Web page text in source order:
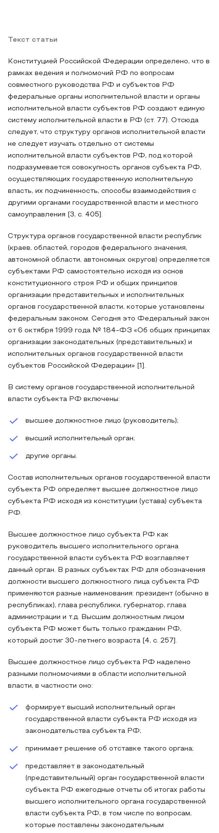
Текст статьи
Конституцией Российской Федерации определено, что в
рамках ведения и полномочий РФ по вопросам
совместного руководства РФ и субъектов РФ
федеральные органы исполнительной власти и органы
исполнительной власти субъектов РФ создают единую
систему исполнительной власти в РФ (ст. 77). Отсюда
следует, что структуру органов исполнительной власти
не следует изучать отдельно от системы
исполнительной власти субъектов РФ, под которой
подразумевается совокупность органов субъекта РФ,
осуществляющих государственную исполнительную
власть, их подчиненность, способы взаимодействия с
другими органами государственной власти и местного
самоуправления [3, с. 405].
Структура органов государственной власти республик
(краев, областей, городов федерального значения,
автономной области, автономных округов) определяется
субъектами РФ самостоятельно исходя из основ
конституционного строя РФ и общих принципов
организации представительных и исполнительных
органов государственной власти, которые установлены
федеральным законом. Сегодня это Федеральный закон
от 6 октября 1999 года № 184-ФЗ «Об общих принципах
организации законодательных (представительных) и
исполнительных органов государственной власти
субъектов Российской Федерации» [1].
В систему органов государственной исполнительной
власти субъекта РФ включены:
высшее должностное лицо (руководитель);
высший исполнительный орган;
другие органы.
Состав исполнительных органов государственной власти
субъекта РФ определяет высшее должностное лицо
субъекта РФ исходя из конституции (устава) субъекта
РФ.
Высшее должностное лицо субъекта РФ как
руководитель высшего исполнительного органа
государственной власти субъекта РФ возглавляет
данный орган. В разных субъектах РФ для обозначения
должности высшего должностного лица субъекта РФ
применяются разные наименования: президент (обычно в
республиках), глава республики, губернатор, глава
администрации и т.д. Высшим должностным лицом
субъекта РФ может быть только гражданин РФ,
который достиг 30-летнего возраста [4, с. 257].
Высшее должностное лицо субъекта РФ наделено
разными полномочиями в области исполнительной
власти, в частности оно:
формирует высший исполнительный орган
государственной власти субъекта РФ исходя из
законодательства субъекта РФ;
принимает решение об отставке такого органа;
представляет в законодательный
(представительный) орган государственной власти
субъекта РФ ежегодные отчеты об итогах работы
высшего исполнительного органа государственной
власти субъекта РФ, в том числе по вопросам,
которые поставлены законодательным